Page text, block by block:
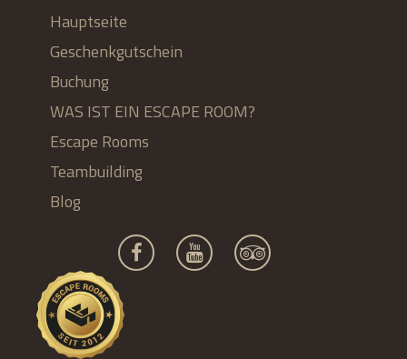
Hauptseite
Geschenkgutschein
Buchung
WAS IST EIN ESCAPE ROOM?
Escape Rooms
Teambuilding
Blog